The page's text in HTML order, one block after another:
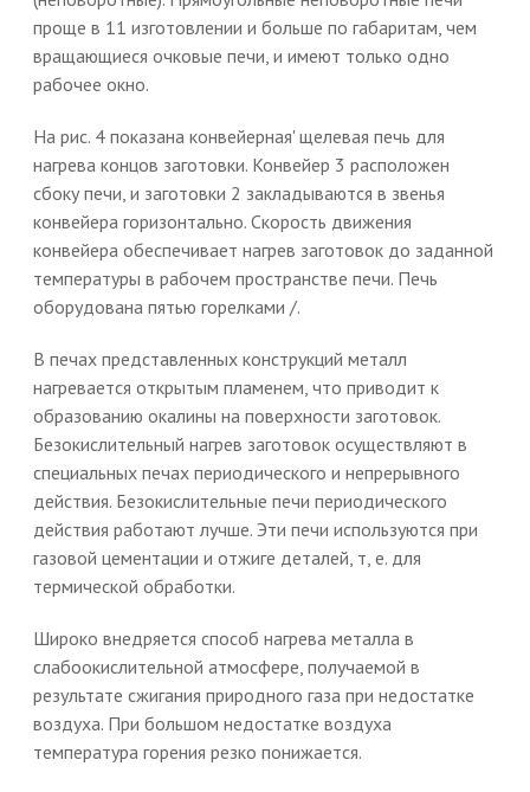
проще в 11 изготовлении и больше по габаритам, чем
вращающиеся очковые печи, и имеют только одно
рабочее окно.
На рис. 4 показана конвейерная' щелевая печь для
нагрева концов заготовки. Конвейер 3 расположен
сбоку печи, и заготовки 2 закладываются в звенья
конвейера горизонтально. Скорость движения
конвейера обеспечивает нагрев заготовок до заданной
температуры в рабочем пространстве печи. Печь
оборудована пятью горелками /.
В печах представленных конструкций металл
нагревается открытым пламенем, что приводит к
образованию окалины на поверхности заготовок.
Безокислительный нагрев заготовок осуществляют в
специальных печах периодического и непрерывного
действия. Безокислительные печи периодического
действия работают лучше. Эти печи используются при
газовой цементации и отжиге деталей, т, е. для
термической обработки.
Широко внедряется способ нагрева металла в
слабоокислительной атмосфере, получаемой в
результате сжигания природного газа при недостатке
воздуха. При большом недостатке воздуха
температура горения резко понижается.